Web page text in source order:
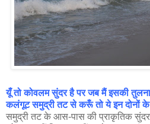
यूँ तो कोवलम सुंदर है पर जब मैं इसकी
कलंगूट समुद्री तट से करूँ तो ये इन दोनों के
समुद्री तट के आस-पास की प्राकृतिक